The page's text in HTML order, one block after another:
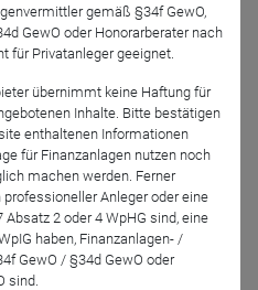
drei Hauptgründe für
Tech-Industrie.
gemäß §34f GewO,
GewO oder Honorarberater nach
für Privatanleger geeignet.
übernimmt keine Haftung für
Inhalte. Bitte bestätigen
enthaltenen Informationen
für Finanzanlagen nutzen noch
machen werden. Ferner
Anleger oder eine
2 oder 4 WpHG sind, eine
haben, Finanzanlagen- /
GewO / §34d GewO oder
sind.